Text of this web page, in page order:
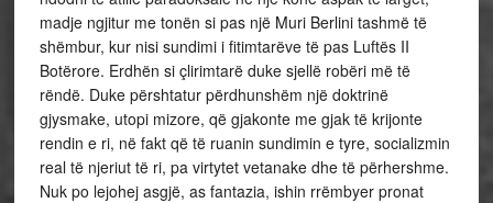
madje ngjitur me tonën si pas një Muri Berlini tashmë të
shëmbur, kur nisi sundimi i fitimtarëve të pas Luftës II
Botërore. Erdhën si çlirimtarë duke sjellë robëri më të
rëndë. Duke përshtatur përdhunshëm një doktrinë
gjysmake, utopi mizore, që gjakonte me gjak të krijonte
rendin e ri, në fakt që të ruanin sundimin e tyre, socializmin
real të njeriut të ri, pa virtytet vetanake dhe të përhershme.
Nuk po lejohej asgjë, as fantazia, ishin rrëmbyer pronat